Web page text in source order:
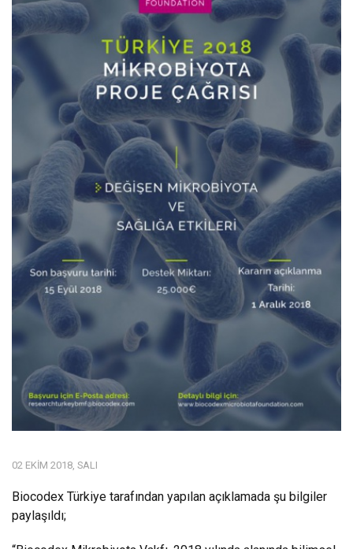
02 EKIM 2018, SALI
Biocodex Türkiye tarafından yapılan açıklamada şu bilgiler
paylaşıldı;